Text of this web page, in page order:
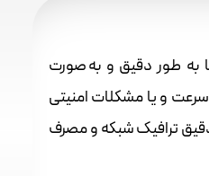
به طور دقیق و به صورت
و یا مشکلات امنیتی
ترافیک شبکه و مصرف